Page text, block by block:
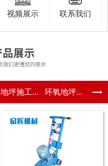
视频展示 联系我们
地坪施工... 环氧地坪...